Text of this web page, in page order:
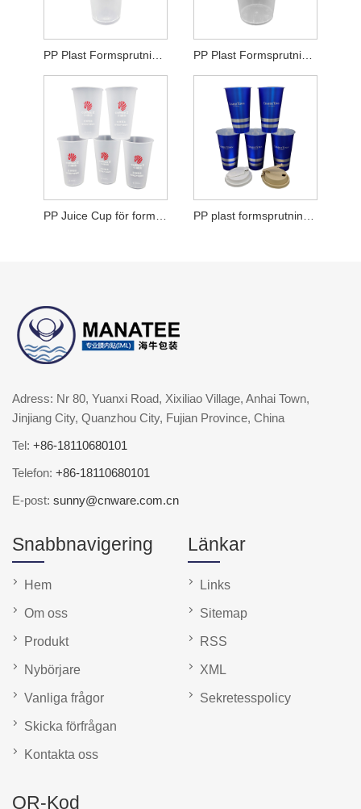
PP Plast Formsprutning Kaffekopp PP Plast Formsprutning Bubble Tea Cup
PP Juice Cup för formsprutning av plast PP plast formsprutning mjölkte kopp
Adress: Nr 80, Yuanxi Road, Xixiliao Village, Anhai Town,
Jinjiang City, Quanzhou City, Fujian Province, China
Tel: +86-18110680101
Telefon: +86-18110680101
E-post: sunny@cnware.com.cn
Snabbnavigering
Hem
Om oss
Produkt
Nybörjare
Vanliga frågor
Skicka förfrågan
Kontakta oss
Länkar
Links
Sitemap
RSS
XML
Sekretesspolicy
QR-Kod